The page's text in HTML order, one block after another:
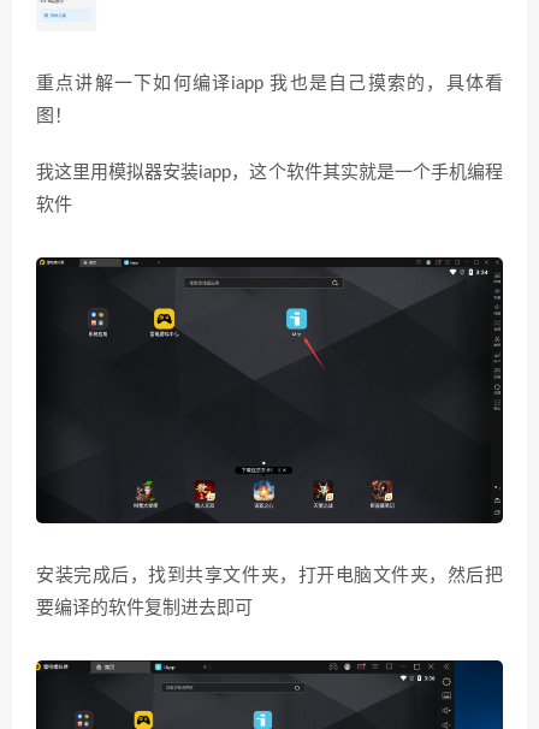
重点讲解一下如何编译iapp 我也是自己摸索的，具体看
图！
我这里用模拟器安装iapp，这个软件其实就是一个手机编程
软件
安装完成后，找到共享文件夹，打开电脑文件夹，然后把
要编译的软件复制进去即可